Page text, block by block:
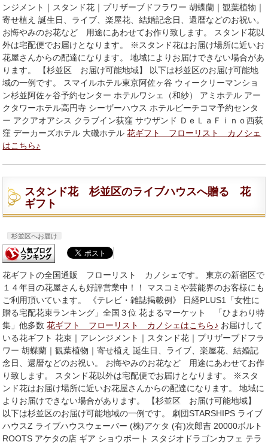
ンジメント｜スタンド花｜プリザーブドフラワー 胡蝶蘭｜観葉植物｜
寄せ植え 誕生日、ライブ、楽屋花、結婚記念日、還暦などのお祝い。
お悔やみのお花など 用途にあわせてお作り致します。 スタンド花以
外は宅配便でお届けとなります。 ※スタンド花はお届け場所に近いお
花屋さんからの配達になります。 地域によりお届けできない場合があ
ります。 【杉並区 お届け可能地域】 以下は杉並区のお届け可能地
域の一例です。 スマイルホテル東京阿佐ヶ谷 ウィークリーマンショ
ン杉並阿佐ヶ谷予約センター ホテルワシェ（和紗） アミホテル アー
クタワーホテル高円寺 シーザーハウス ホテルビーチコマ予約センタ
ー アクアオアシス クラブイン荻窪 サウザンド ＤｅＬａＦｉｎｏ西荻
窪 デーカーズホテル 大磯ホテル花ギフト フローリスト カノシェ
はこちら♪
スタンド花 杉並区のライブハウスへ贈る 花
ギフト
杉並区へお届け
花ギフトの全国通販 フローリスト カノシェです。 東京の新宿区で
１４年目の花屋さんも好評営業中！！ マスコミや芸能界のお客様にも
ご利用頂いています。 《テレビ・雑誌掲載例》 日経PLUS1「女性に
贈る宅配花束ランキング」全国３位 花まるマーケット 「ひまわり特
集」他多数花ギフト フローリスト カノシェはこちら♪ お届けして
いる花ギフト 花束｜アレンジメント｜スタンド花｜プリザーブドフラ
ワー 胡蝶蘭｜観葉植物｜寄せ植え 誕生日、ライブ、楽屋花、結婚記
念日、還暦などのお祝い。 お悔やみのお花など 用途にあわせてお作
り致します。 スタンド花以外は宅配便でお届けとなります。 ※スタ
ンド花はお届け場所に近いお花屋さんからの配達になります。 地域に
よりお届けできない場合があります。 【杉並区 お届け可能地域】
以下は杉並区のお届け可能地域の一例です。 劇団STARSHIPS ライブ
ハウスZ ライブハウスウェーバー (株)アケタ (有)次郎吉 20000ボルト
ROOTS アケタの店 ギア ショウボート スタジオドラゴンカフェ テラ